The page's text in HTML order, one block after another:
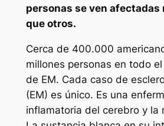
personas se ven afectadas
que otros.
Cerca de 400.000
millones personas en todo
de EM. Cada caso de
(EM) es único. Es una
inflamatoria del cerebro y la